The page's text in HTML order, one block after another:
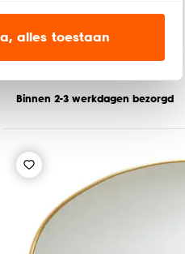
om alleen de
wel of niet te
cookieverklaring
alles toestaan
100.
-
Binnen 2-3 werkdagen bezorgd